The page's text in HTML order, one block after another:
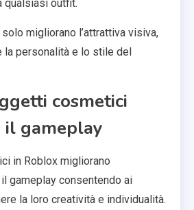
qualsiasi outfit.
migliorano l’attrattiva visiva,
la personalità e lo stile del
cosmetici
gameplay
in Roblox migliorano
gameplay consentendo ai
la loro creatività e individualità.